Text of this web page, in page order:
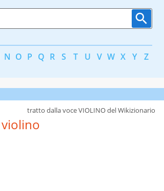
N O P Q R S T U V W X Y Z
violino
tratto dalla voce VIOLINO del Wikizionario